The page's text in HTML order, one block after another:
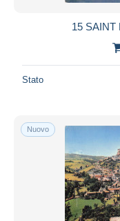
15 SAINT
Stato
Nuovo